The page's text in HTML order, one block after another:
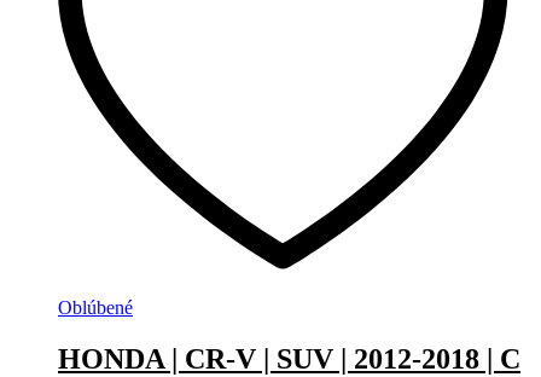
Oblúbené
HONDA | CR-V | SUV | 2012-2018 | C